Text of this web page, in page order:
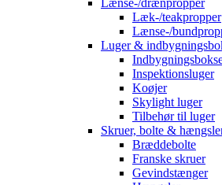
Lænse-/drænpropper
Læk-/teakpropper
Lænse-/
Luger &
Inspektionsluger
Koøjer
Skylight luger
Tilbehør til luger
Skruer, bolte &
Bræddebolte
Franske skruer
Gevindstænger